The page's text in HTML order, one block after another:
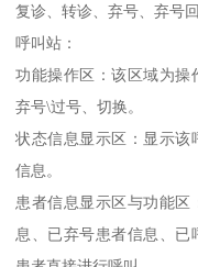
复诊、转诊、弃号、弃号
呼叫站：
功能操作区：该区域为操
弃号\过号、切换。
状态信息显示区：显示该
信息。
患者信息显示区与功能区
息、已弃号患者信息、已